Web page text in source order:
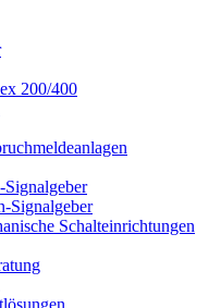
200/400
Signalgeber
Signalgeber
Schalteinrichtungen